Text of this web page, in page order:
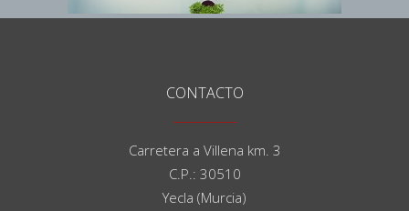
CONTACTO
Carretera a Villena km. 3
C.P.: 30510
Yecla (Murcia)